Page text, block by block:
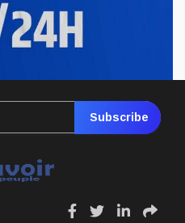
Subscribe
fa
fa
fa
fa